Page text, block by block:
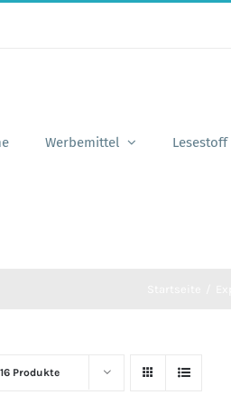
Werbemittel Lesestoff
16 Produkte